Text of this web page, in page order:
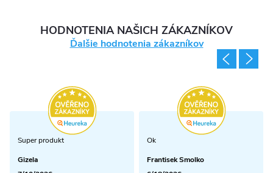
HODNOTENIA NAŠICH ZÁKAZNÍKOV
Ďalšie hodnotenia zákazníkov
Super produkt
Gizela
Ok
Frantisek Smolko